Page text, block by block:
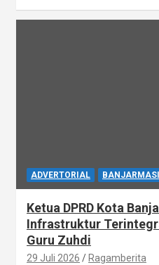
ADVERTORIAL
Ketua DPRD Kota
Infrastruktur
Guru Zuhdi
29 Juli 2026 Ragamberita